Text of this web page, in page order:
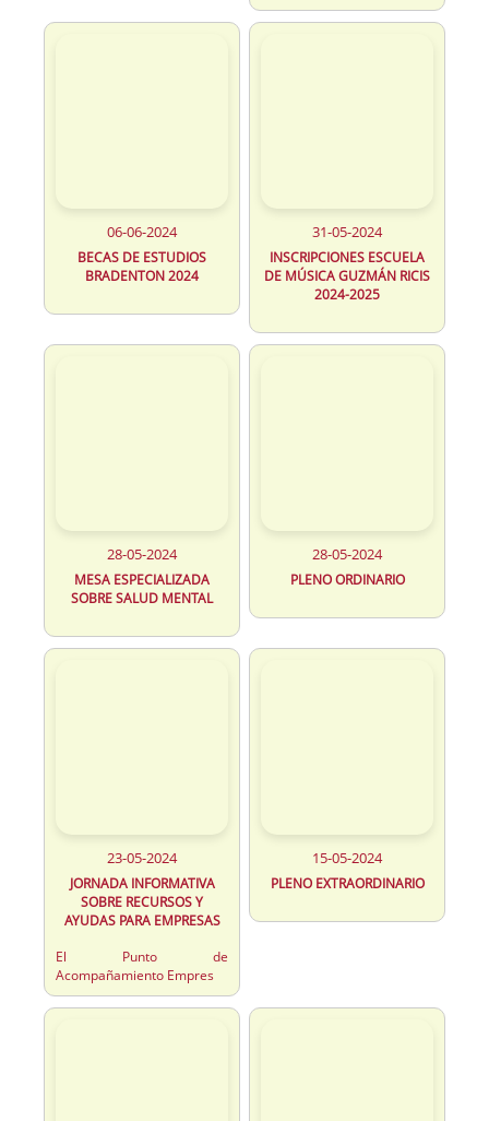
06-06-2024
BECAS DE ESTUDIOS
BRADENTON 2024
31-05-2024
INSCRIPCIONES ESCUELA
DE MÚSICA GUZMÁN RICIS
2024-2025
28-05-2024
MESA ESPECIALIZADA
SOBRE SALUD MENTAL
28-05-2024
PLENO ORDINARIO
23-05-2024
JORNADA INFORMATIVA
SOBRE RECURSOS Y
AYUDAS PARA EMPRESAS
El Punto de
Acompañamiento Empres
15-05-2024
PLENO EXTRAORDINARIO